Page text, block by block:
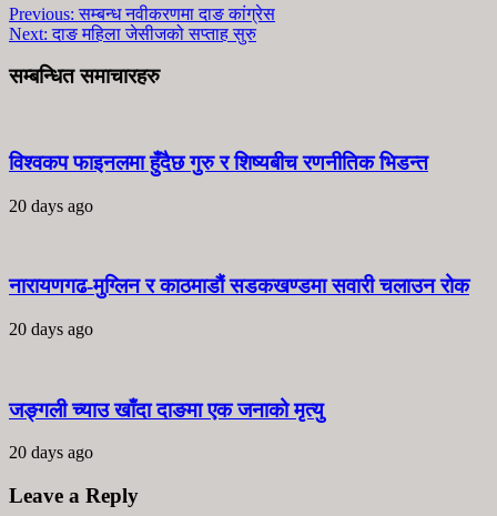
Previous: सम्बन्ध नवीकरणमा दाङ कांग्रेस
Next: दाङ महिला जेसीजको सप्ताह सुरु
सम्बन्धित समाचारहरु
विश्वकप फाइनलमा हुँदैछ गुरु र शिष्यबीच रणनीतिक भिडन्त
20 days ago
नारायणगढ-मुग्लिन र काठमाडौं सडकखण्डमा सवारी चलाउन रोक
20 days ago
जङ्गली च्याउ खाँदा दाङमा एक जनाको मृत्यु
20 days ago
Leave a Reply